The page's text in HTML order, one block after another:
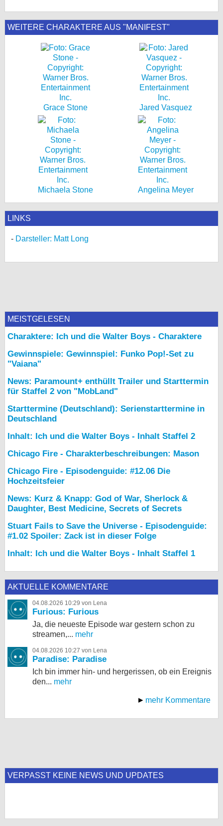
WEITERE CHARAKTERE AUS "MANIFEST"
Grace Stone Jared Vasquez
Michaela Stone Angelina Meyer
LINKS
Darsteller: Matt Long
MEISTGELESEN
Charaktere: Ich und die Walter Boys - Charaktere
Gewinnspiele: Gewinnspiel: Funko Pop!-Set zu
"Vaiana"
News: Paramount+ enthüllt Trailer und Starttermin
für Staffel 2 von "MobLand"
Starttermine (Deutschland): Serienstarttermine in
Deutschland
Inhalt: Ich und die Walter Boys - Inhalt Staffel 2
Chicago Fire - Charakterbeschreibungen: Mason
Chicago Fire - Episodenguide: #12.06 Die
Hochzeitsfeier
News: Kurz & Knapp: God of War, Sherlock &
Daughter, Best Medicine, Secrets of Secrets
Stuart Fails to Save the Universe - Episodenguide:
#1.02 Spoiler: Zack ist in dieser Folge
Inhalt: Ich und die Walter Boys - Inhalt Staffel 1
AKTUELLE KOMMENTARE
04.08.2026 10:29 von Lena
Furious: Furious
Ja, die neueste Episode war gestern schon zu
streamen,... mehr
04.08.2026 10:27 von Lena
Paradise: Paradise
Ich bin immer hin- und hergerissen, ob ein Ereignis
den... mehr
mehr Kommentare
VERPASST KEINE NEWS UND UPDATES